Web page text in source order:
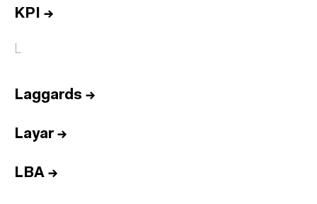
KPI →
L
Laggards →
Layar→
LBA →